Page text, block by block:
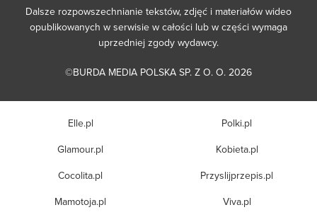
Dalsze rozpowszechnianie tekstów, zdjęć i materiałów wideo
opublikowanych w serwisie w całości lub w części wymaga
uprzedniej zgody wydawcy.
©BURDA MEDIA POLSKA SP. Z O. O. 2026
Elle.pl
Glamour.pl
Cocolita.pl
Mamotoja.pl
Polki.pl
Kobieta.pl
Przyslijprzepis.pl
Viva.pl